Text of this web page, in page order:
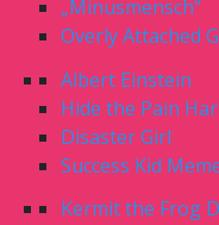
„Minusmensch“
Overly Attached
Albert Einstein
Hide the Pain
Disaster Girl
Success Kid
Kermit the Frog